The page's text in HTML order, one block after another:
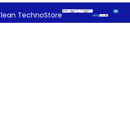
TechnoStore